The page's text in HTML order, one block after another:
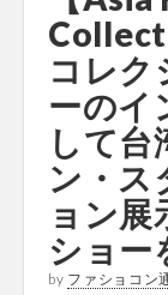
コレク
ーのイ
して台
ン・ス
ョン展
ショー
by ファショコン